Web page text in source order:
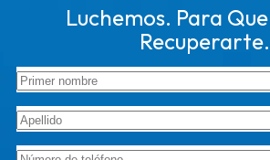
Luchemos. Para
Recuperarte.